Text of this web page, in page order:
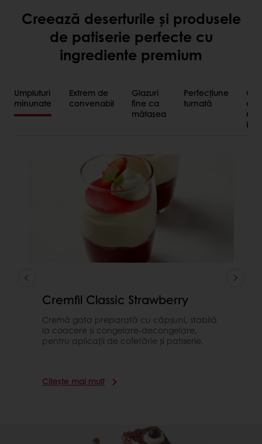
Creează deserturile și produsele
de patiserie perfecte cu
ingrediente premium
Umpluturi
minunate
Extrem de
convenabil
Glazuri
fine ca
mătasea
Perfecțiune
turnată
O
mai
Cremfil Classic Strawberry
Cremă gata preparată cu căpșuni, stabilă
la coacere și congelare-decongelare,
pentru aplicații de cofetărie și patiserie.
Citește mai mult